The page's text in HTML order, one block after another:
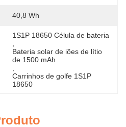
40,8 Wh
1S1P 18650 Célula de bateria
Bateria solar de iões de lítio
de 1500 mAh
Carrinhos de golfe 1S1P
18650